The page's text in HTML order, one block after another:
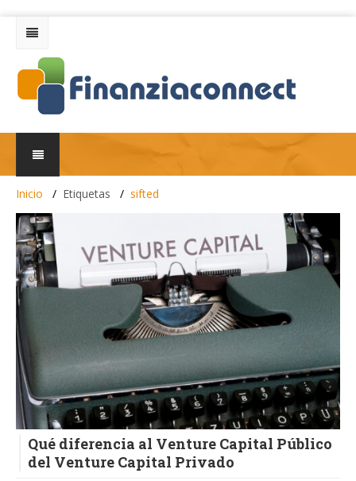
Inicio Etiquetas sifted
Qué diferencia al Venture Capital Público
del Venture Capital Privado